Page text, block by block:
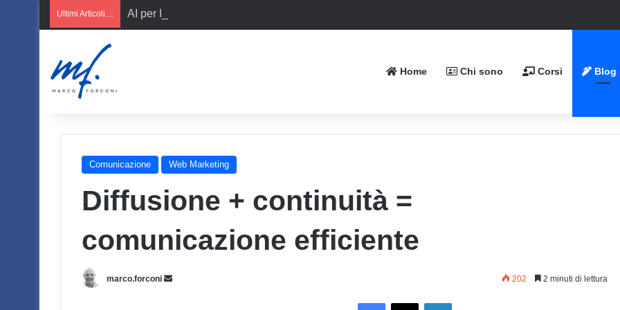
Ultimi Articoli.... AI per PMI italiane
Home Chi sono Corsi Blog
Comunicazione Web Marketing
Diffusione + continuità =
comunicazione efficiente
marco.forconi
Invia
202 2 minuti di lettura
Facebook
X LinkedIn